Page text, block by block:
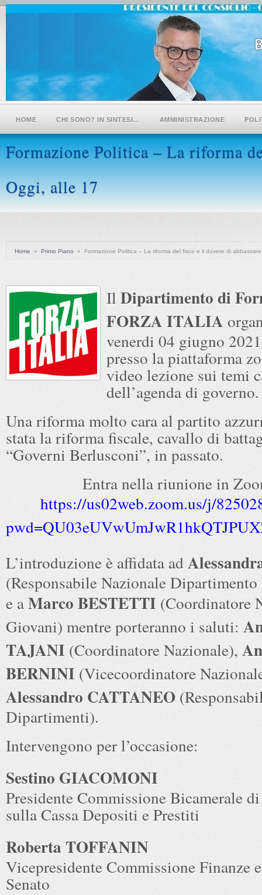
HOME CHI SONO? IN SINTESI… AMMINISTRAZIONE
Formazione Politica – La riforma
Oggi, alle 17
Home » Primo Piano » Formazione Politica – La riforma del fisco e il dovere di
Il Dipartimento di
FORZA ITALIA
venerdi 04 giugno
presso la piattaforma
video lezione sui temi
dell’agenda di governo.
Una riforma molto cara al partito
stata la riforma fiscale, cavallo di
“Governi Berlusconi”, in passato.
Entra nella riunione in
https://us02web.zoom.us/j/
L’introduzione è affidata ad
(Responsabile Nazionale
e aMarco BESTETTI (Coordinatore
Giovani) mentre porteranno i saluti:
TAJANI (Coordinatore Nazionale),
BERNINI (Vicecoordinatore
Alessandro CATTANEO
Dipartimenti).
Intervengono per l’occasione:
Sestino GIACOMONI
Presidente Commissione Bicamerale
sulla Cassa Depositi e Prestiti
Roberta TOFFANIN
Vicepresidente Commissione Finanze
Senato